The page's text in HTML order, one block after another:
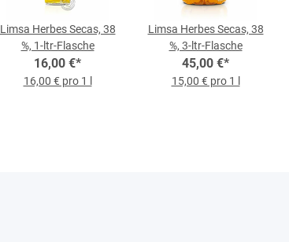
Limsa Herbes Secas, 38
%, 1-ltr-Flasche
16,00 €*
16,00 € pro 1 l
Limsa Herbes Secas, 38
%, 3-ltr-Flasche
45,00 €*
15,00 € pro 1 l